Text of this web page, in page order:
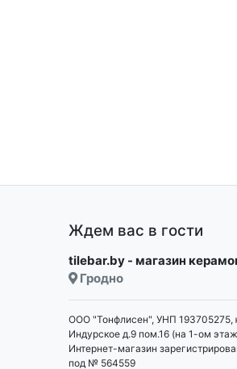
Ждем вас в гости
tilebar.by - магазин
Гродно
ООО "Тонфлисен", УНП 193705275,
Индурское д.9 пом.16 (на 1-ом
Интернет-магазин
под № 564559